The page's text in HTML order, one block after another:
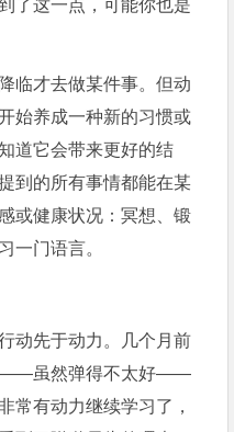
了这一点，可能你也是
临才去做某件事。但动
始养成一种新的习惯或
道它会带来更好的结
到的所有事情都能在某
或健康状况：冥想、锻
一门语言。
动先于动力。几个月前
——虽然弹得不太好——
常有动力继续学习了，